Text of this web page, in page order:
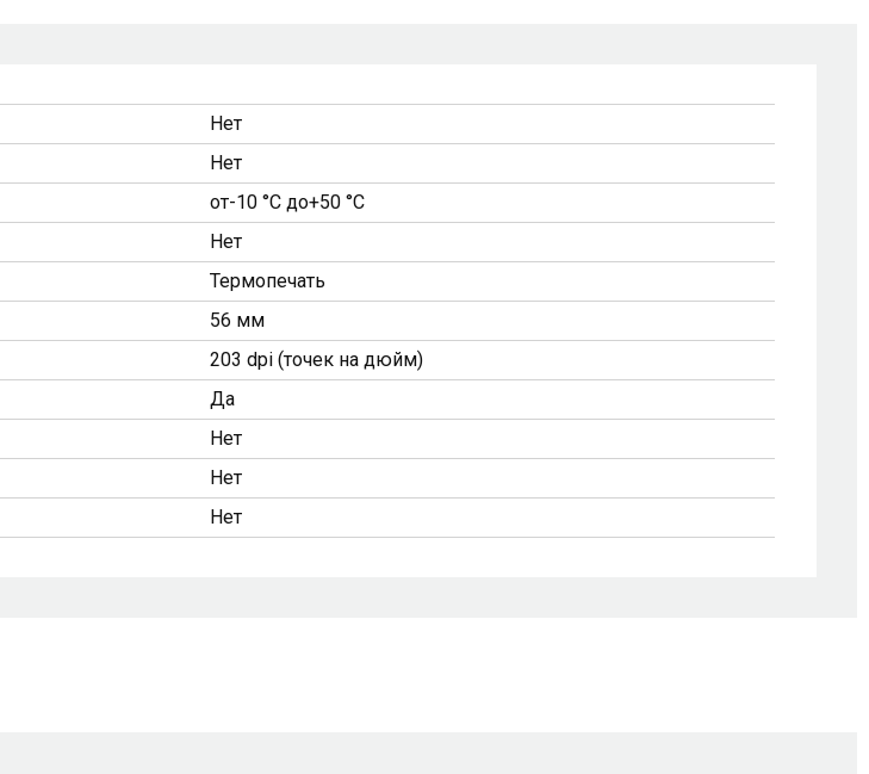
Нет
Нет
от-10 °C до+50 °C
Нет
Термопечать
56 мм
203 dpi (точек на дюйм)
Да
Нет
Нет
Нет